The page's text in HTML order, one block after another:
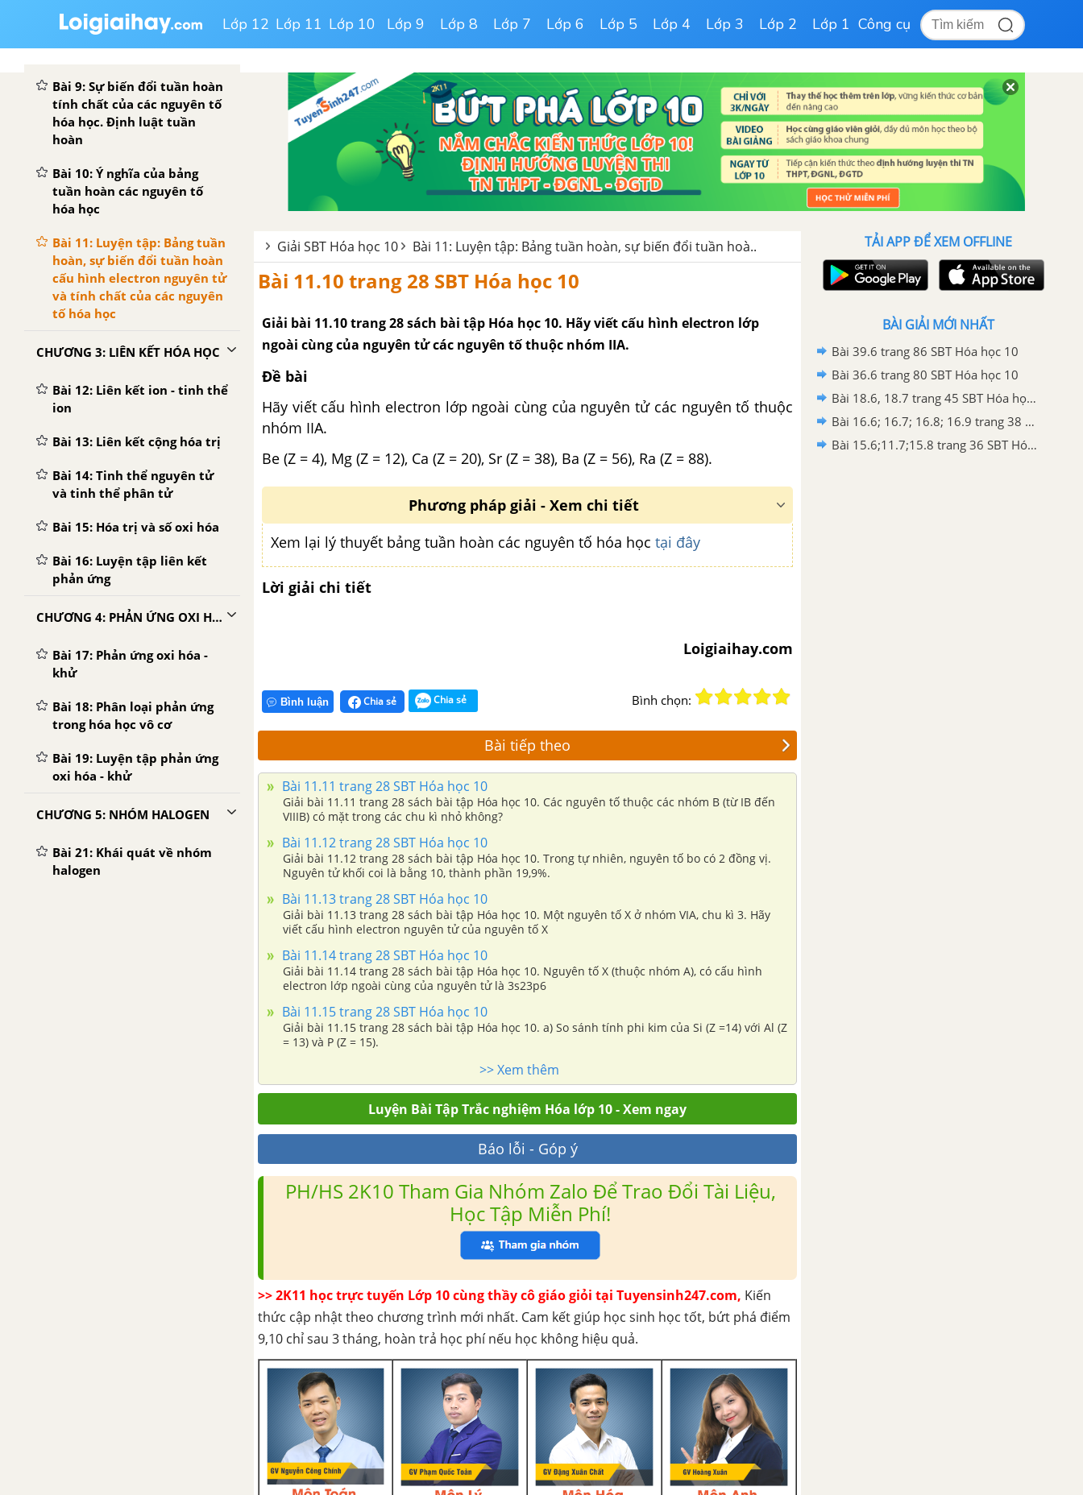
Lớp 12 Lớp 11 Lớp 10 Lớp 9 Lớp 8 Lớp 7 Lớp 6 Lớp 5 Lớp 4 Lớp 3 Lớp 2 Lớp 1 Công cụ
Bài 8: Sự biến đổi tuần hoàn
cấu hình electron nguyên tử
các nguyên tố hóa học
Bài 9: Sự biến đổi tuần hoàn
tính chất của các nguyên tố
hóa học. Định luật tuần
hoàn
Bài 10: Ý nghĩa của bảng
tuần hoàn các nguyên tố
hóa học
Bài 11: Luyện tập: Bảng tuần
hoàn, sự biến đổi tuần hoàn
cấu hình electron nguyên tử
và tính chất của các nguyên
tố hóa học
CHƯƠNG 3: LIÊN KẾT HÓA HỌC
Bài 12: Liên kết ion - tinh thể
ion
Bài 13: Liên kết cộng hóa trị
Bài 14: Tinh thể nguyên tử
và tinh thể phân tử
Bài 15: Hóa trị và số oxi hóa
Bài 16: Luyện tập liên kết
phản ứng
CHƯƠNG 4: PHẢN ỨNG OXI HÓA - KHỬ
Bài 17: Phản ứng oxi hóa -
khử
Bài 18: Phân loại phản ứng
trong hóa học vô cơ
Bài 19: Luyện tập phản ứng
oxi hóa - khử
CHƯƠNG 5: NHÓM HALOGEN
Bài 21: Khái quát về nhóm
halogen
Giải SBT Hóa học 10 Bài 11: Luyện tập: Bảng tuần hoàn, sự biến đổi tuần hoà..
Bài 11.10 trang 28 SBT Hóa học 10
Giải bài 11.10 trang 28 sách bài tập Hóa học 10. Hãy viết cấu hình electron lớp
ngoài cùng của nguyên tử các nguyên tố thuộc nhóm IIA.
Đề bài
Hãy viết cấu hình electron lớp ngoài cùng của nguyên tử các nguyên tố thuộc
nhóm IIA.
Be (Z = 4), Mg (Z = 12), Ca (Z = 20), Sr (Z = 38), Ba (Z = 56), Ra (Z = 88).
Phương pháp giải - Xem chi tiết
Xem lại lý thuyết bảng tuần hoàn các nguyên tố hóa học tại đây
Lời giải chi tiết
Loigiaihay.com
Bình luận Chia sẻ Chia sẻ Bình chọn:
Bài tiếp theo
Bài 11.11 trang 28 SBT Hóa học 10
Giải bài 11.11 trang 28 sách bài tập Hóa học 10. Các nguyên tố thuộc các nhóm B (từ IB đến
VIIIB) có mặt trong các chu kì nhỏ không?
Bài 11.12 trang 28 SBT Hóa học 10
Giải bài 11.12 trang 28 sách bài tập Hóa học 10. Trong tự nhiên, nguyên tố bo có 2 đồng vị.
Nguyên tử khối coi là bằng 10, thành phần 19,9%.
Bài 11.13 trang 28 SBT Hóa học 10
Giải bài 11.13 trang 28 sách bài tập Hóa học 10. Một nguyên tố X ở nhóm VIA, chu kì 3. Hãy
viết cấu hình electron nguyên tử của nguyên tố X
Bài 11.14 trang 28 SBT Hóa học 10
Giải bài 11.14 trang 28 sách bài tập Hóa học 10. Nguyên tố X (thuộc nhóm A), có cấu hình
electron lớp ngoài cùng của nguyên tử là 3s23p6
Bài 11.15 trang 28 SBT Hóa học 10
Giải bài 11.15 trang 28 sách bài tập Hóa học 10. a) So sánh tính phi kim của Si (Z =14) với Al (Z
= 13) và P (Z = 15).
>> Xem thêm
Luyện Bài Tập Trắc nghiệm Hóa lớp 10 - Xem ngay
Báo lỗi - Góp ý
PH/HS 2K10 Tham Gia Nhóm Zalo Để Trao Đổi Tài Liệu,
Học Tập Miễn Phí!
>> 2K11 học trực tuyến Lớp 10 cùng thầy cô giáo giỏi tại Tuyensinh247.com, Kiến
thức cập nhật theo chương trình mới nhất. Cam kết giúp học sinh học tốt, bứt phá điểm
9,10 chỉ sau 3 tháng, hoàn trả học phí nếu học không hiệu quả.
TẢI APP ĐỂ XEM OFFLINE
BÀI GIẢI MỚI NHẤT
Bài 39.6 trang 86 SBT Hóa học 10
Bài 36.6 trang 80 SBT Hóa học 10
Bài 18.6, 18.7 trang 45 SBT Hóa học 10
Bài 16.6; 16.7; 16.8; 16.9 trang 38 SBT Hóa học 10
Bài 15.6;11.7;15.8 trang 36 SBT Hóa học 10